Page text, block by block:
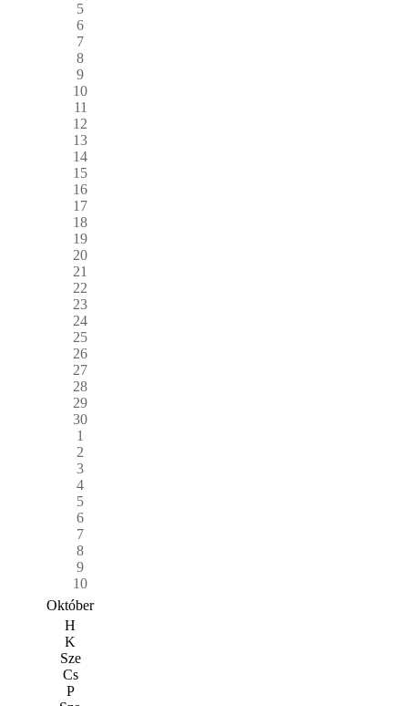
5
6
7
8
9
10
11
12
13
14
15
16
17
18
19
20
21
22
23
24
25
26
27
28
29
30
1
2
3
4
5
6
7
8
9
10
Október
H
K
Sze
Cs
P